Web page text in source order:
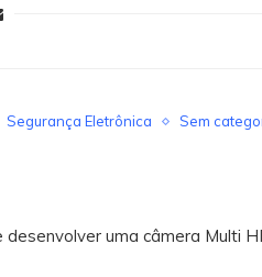
Segurança Eletrônica Sem
uma câmera Multi